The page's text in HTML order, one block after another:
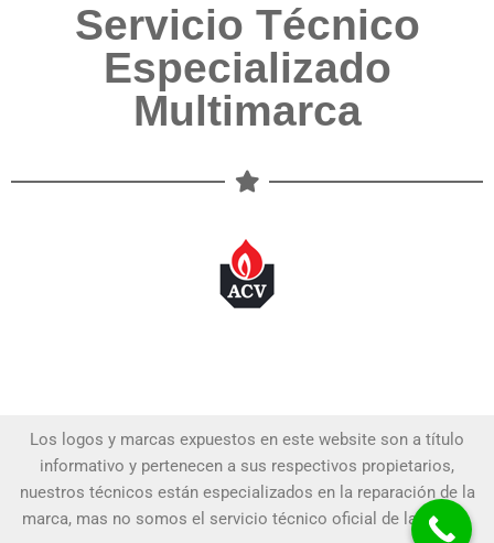
Servicio Técnico
Especializado
Multimarca
Los logos y marcas expuestos en este website son a título
informativo y pertenecen a sus respectivos propietarios,
nuestros técnicos están especializados en la reparación de la
marca, mas no somos el servicio técnico oficial de la marca.